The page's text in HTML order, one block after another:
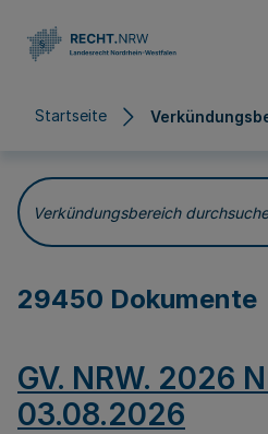
Startseite
Verkündungsbereich durchsuchen
29450 Dokumente
GV. NRW. 2026
03.08.2026